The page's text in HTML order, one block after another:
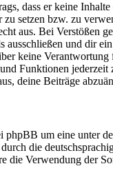
dass er keine
setzen bzw. zu
aus. Bei Verstößen
ausschließen und dir
keine
Funktionen jederzeit
deine Beiträge
phpBB um eine unter
die
die Verwendung der